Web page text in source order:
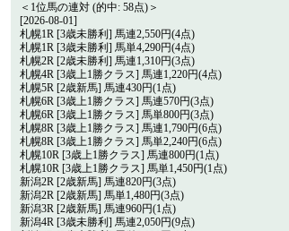
＜1位馬の連対 (的中: 58点)＞
[2026-08-01]
札幌1R [3歳未勝利] 馬連2,550円(4点)
札幌1R [3歳未勝利] 馬単4,290円(4点)
札幌2R [2歳未勝利] 馬連1,310円(3点)
札幌4R [3歳上1勝クラス] 馬連1,220円(4点)
札幌5R [2歳新馬] 馬連430円(1点)
札幌6R [3歳上1勝クラス] 馬連570円(3点)
札幌6R [3歳上1勝クラス] 馬単800円(3点)
札幌8R [3歳上1勝クラス] 馬連1,790円(6点)
札幌8R [3歳上1勝クラス] 馬単2,240円(6点)
札幌10R [3歳上1勝クラス] 馬連800円(1点)
札幌10R [3歳上1勝クラス] 馬単1,450円(1点)
新潟2R [2歳新馬] 馬連820円(3点)
新潟2R [2歳新馬] 馬単1,480円(3点)
新潟3R [2歳新馬] 馬連960円(1点)
新潟4R [3歳未勝利] 馬連2,050円(9点)